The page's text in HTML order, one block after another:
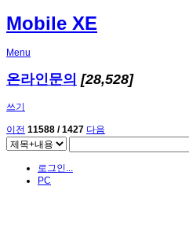
Mobile XE
Menu
온라인문의 [28,528]
쓰기
이전 11588 / 1427 다음
로그인...
PC